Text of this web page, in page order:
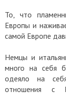
То, что
Европы и
самой Европе
Немцы и
много на себя
одеяло на
отношения с